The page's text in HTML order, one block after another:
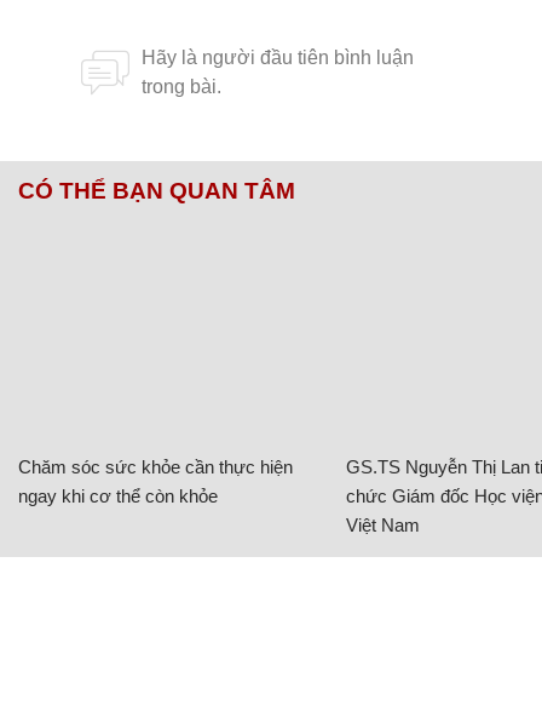
CÓ THỂ BẠN QUAN TÂM
Chăm sóc sức khỏe cần thực hiện
ngay khi cơ thể còn khỏe
GS.TS Nguyễn Thị Lan
chức Giám đốc Học
Việt Nam